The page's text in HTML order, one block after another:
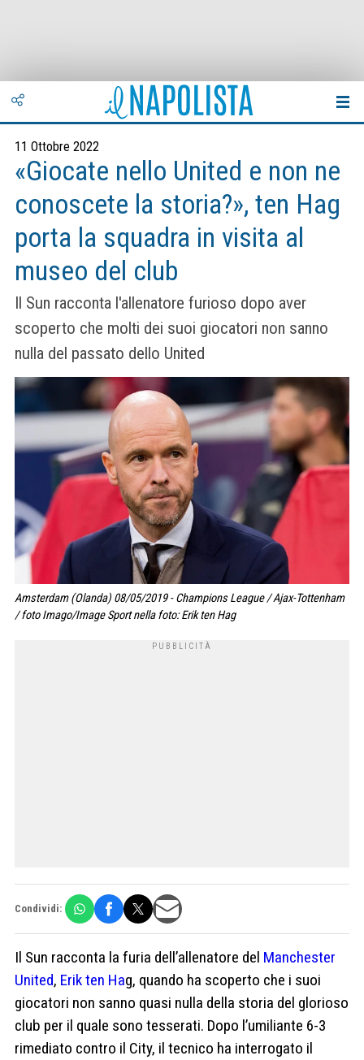
11 Ottobre 2022
«Giocate nello United e non ne
conoscete la storia?», ten Hag
porta la squadra in visita al
museo del club
Il Sun racconta l'allenatore furioso dopo aver
scoperto che molti dei suoi giocatori non sanno
nulla del passato dello United
Amsterdam (Olanda) 08/05/2019 - Champions League / Ajax-Tottenham
/ foto Imago/Image Sport nella foto: Erik ten Hag
Condividi:
Il Sun racconta la furia dell’allenatore del Manchester
United, Erik ten Hag, quando ha scoperto che i suoi
giocatori non sanno quasi nulla della storia del glorioso
club per il quale sono tesserati. Dopo l’umiliante 6-3
rimediato contro il City, il tecnico ha interrogato il